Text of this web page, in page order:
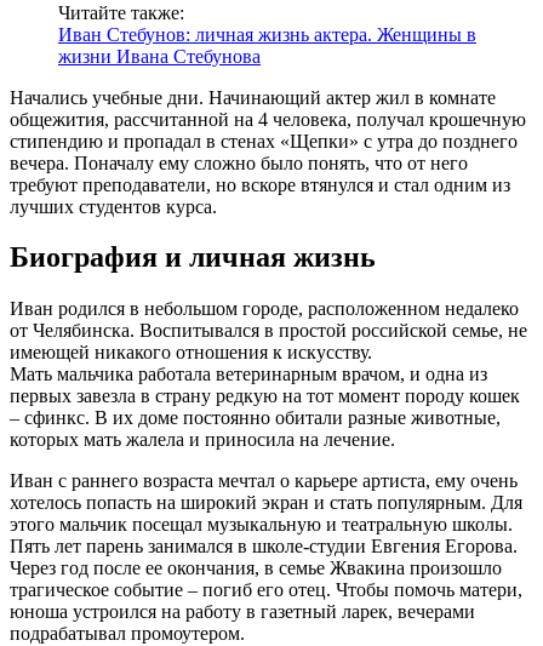
Читайте также:
Иван Стебунов: личная жизнь актера. Женщины в
жизни Ивана Стебунова
Начались учебные дни. Начинающий актер жил в комнате
общежития, рассчитанной на 4 человека, получал крошечную
стипендию и пропадал в стенах «Щепки» с утра до позднего
вечера. Поначалу ему сложно было понять, что от него
требуют преподаватели, но вскоре втянулся и стал одним из
лучших студентов курса.
Биография и личная жизнь
Иван родился в небольшом городе, расположенном недалеко
от Челябинска. Воспитывался в простой российской семье, не
имеющей никакого отношения к искусству.
Мать мальчика работала ветеринарным врачом, и одна из
первых завезла в страну редкую на тот момент породу кошек
– сфинкс. В их доме постоянно обитали разные животные,
которых мать жалела и приносила на лечение.
Иван с раннего возраста мечтал о карьере артиста, ему очень
хотелось попасть на широкий экран и стать популярным. Для
этого мальчик посещал музыкальную и театральную школы.
Пять лет парень занимался в школе-студии Евгения Егорова.
Через год после ее окончания, в семье Жвакина произошло
трагическое событие – погиб его отец. Чтобы помочь матери,
юноша устроился на работу в газетный ларек, вечерами
подрабатывал промоутером.